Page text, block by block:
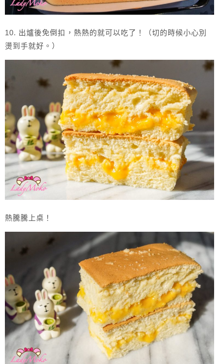
10. 出爐後免倒扣，熱熱的就可以吃了！（切的時候小心別
燙到手就好。）
熱騰騰上桌！